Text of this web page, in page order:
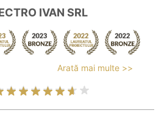
IVAN SRL
Arată mai multe >>